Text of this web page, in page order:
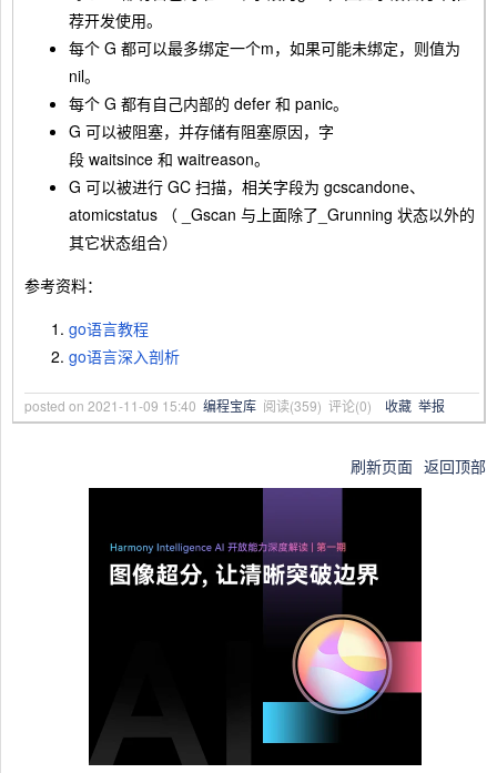
荐开发使用。
每个 G 都可以最多绑定一个m，如果可能未绑定，则值为
nil。
每个 G 都有自己内部的 defer 和 panic。
G 可以被阻塞，并存储有阻塞原因，字
段 waitsince 和 waitreason。
G 可以被进行 GC 扫描，相关字段为 gcscandone、
atomicstatus （ _Gscan 与上面除了 _Grunning 状态以外的
其它状态组合）
参考资料：
go语言教程
go语言深入剖析
posted on 2021-11-09 15:40 编程宝库 阅读(359) 评论(0) 收藏 举报
刷新页面 返回顶部